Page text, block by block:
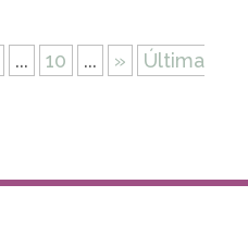
... 10 ... »
Última